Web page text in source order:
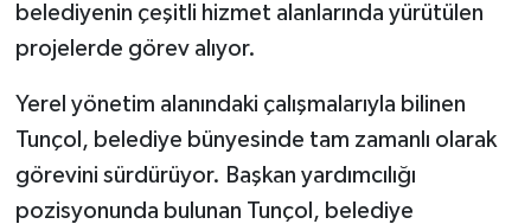
belediyenin çeşitli hizmet alanlarında yürütülen
projelerde görev alıyor.
Yerel yönetim alanındaki çalışmalarıyla bilinen
Tunçol, belediye bünyesinde tam zamanlı olarak
görevini sürdürüyor. Başkan yardımcılığı
pozisyonunda bulunan Tunçol, belediye